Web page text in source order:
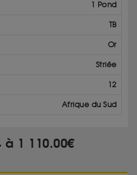
1 Pond
TB
Or
Striée
12
Afrique du Sud
1 110.00€